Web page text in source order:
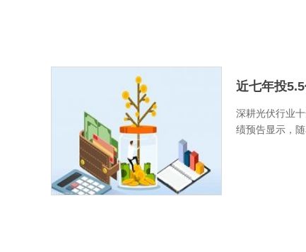
近七年投
深耕光伏行业
绩预告显示，